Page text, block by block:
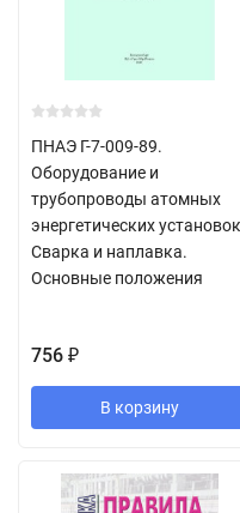
ПНАЭ Г-7-009-89.
Оборудование и
трубопроводы атомных
энергетических
Сварка и наплавка.
Основные положения
756 ₽
В корзину